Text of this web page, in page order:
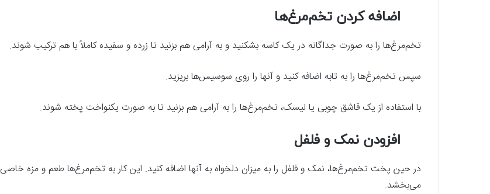
اضافه کردن تخم‌مرغ‌ها
تخم‌مرغ‌ها را به صورت جداگانه در یک کاسه بشکنید و به آرامی هم بزنید تا زرده و سفیده کاملاً با هم ترکیب شوند.
سپس تخم‌مرغ‌ها را به تابه اضافه کنید و آنها را روی سوسیس‌ها بریزید.
با استفاده از یک قاشق چوبی یا لیسک، تخم‌مرغ‌ها را به آرامی هم بزنید تا به صورت یکنواخت پخته شوند.
افزودن نمک و فلفل
در حین پخت تخم‌مرغ‌ها، نمک و فلفل را به میزان دلخواه به آنها اضافه کنید. این کار به تخم‌مرغ‌ها طعم و مزه خاصی
می‌بخشد.